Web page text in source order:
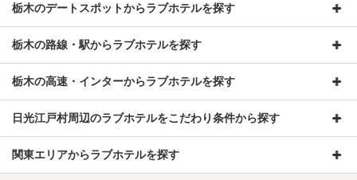
栃木のデートスポットからラブホテルを探す
栃木の路線・駅からラブホテルを探す
栃木の高速・インターからラブホテルを探す
日光江戸村周辺のラブホテルをこだわり条件から探す
関東エリアからラブホテルを探す